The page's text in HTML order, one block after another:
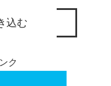
込む
ク